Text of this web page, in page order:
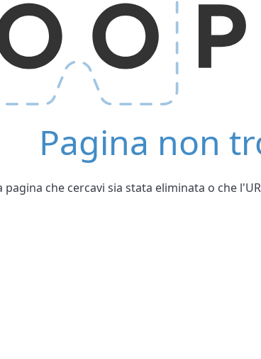
Pagina non
pagina che cercavi sia stata eliminata o che